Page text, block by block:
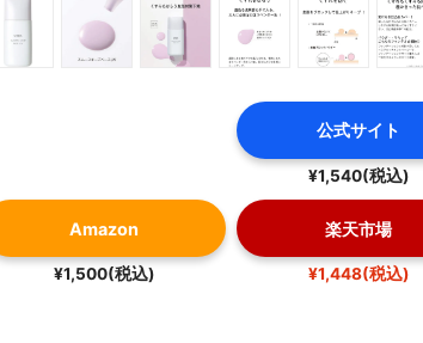
公式サイト
¥1,540(税込)
Amazon
¥1,500(税込)
楽天市場
¥1,448(税込)